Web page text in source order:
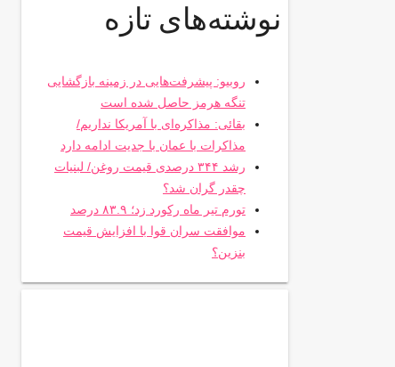
نوشته‌های تازه
روبیو: پیشرفت‌هایی در زمینه بازگشایی
تنگه هرمز حاصل شده است
بقائی: مذاکره‌ای با آمریکا نداریم/
مذاکرات با عمان با جدیت ادامه دارد
رشد ۳۴۴ درصدی قیمت روغن/ لبنیات
چقدر گران شد؟
تورم تیر ماه رکورد زد؛ ۸۳.۹ درصد
موافقت سران قوا با افزایش قیمت
بنزین؟